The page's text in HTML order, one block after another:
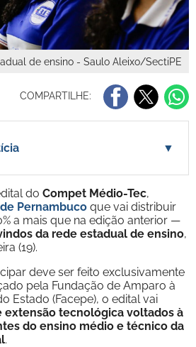
de ensino - Saulo Aleixo/SectiPE
COMPARTILHE:
▼
do Compet Médio-Tec,
Pernambuco que vai distribuir
a mais que na edição anterior —
da rede estadual de ensino,
(19).
deve ser feito exclusivamente
pela Fundação de Amparo à
Estado (Facepe), o edital vai
extensão tecnológica voltados à
do ensino médio e técnico da
.